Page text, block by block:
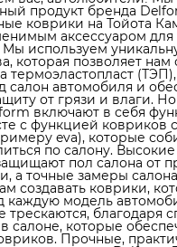
продукт бренда
коврики на Тойота
аксессуаром
Мы используем
которая позволяет нам
термоэластопласт
салон автомобиля и
от грязи и влаги.
включают в себя
с функцией ковриков
eva), которые
по салону.
пол салона от
а точные замеры
создавать коврики,
каждую модель
трескаются, благодаря
салоне, которые
Прочные,